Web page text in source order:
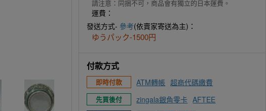
請注意：同捆不可，商品會有獨立的日本運費。
運費：
發送方式- 參考(依賣家寄送為主)：
ゆうパック-1500円
付款方式
即時付款 ATM轉帳 超商代碼繳費
先買後付 zingala銀角零卡 AFTEE